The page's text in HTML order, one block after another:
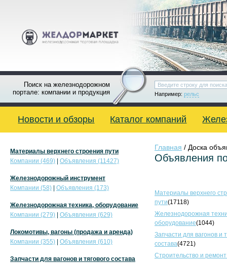
Поиск на железнодорожном
портале: компании и продукция
Например: рельс
Новости и обзоры Каталог компаний
Главная / Доска
Объявления
Материалы верхнего
пути(17118)
Железнодорожная
оборудование(1044)
Запчасти для вагонов и
состава(4721)
Строительство и
Материалы верхнего строения пути
Компании (469)
Объявления (11427)
Железнодорожный инструмент
Компании (58)
Объявления (173)
Железнодорожная техника, оборудование
Компании (279)
Объявления (629)
Локомотивы, вагоны (продажа и аренда)
Компании (355)
Объявления (610)
Запчасти для вагонов и тягового состава